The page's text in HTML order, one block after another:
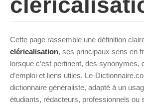
Cette page rassemble une définition
cléricalisation, ses principaux sens en
lorsque c’est pertinent, des synonymes,
d’emploi et liens utiles. Le-
dictionnaire généraliste, adapté à un
étudiants, rédacteurs, professionnels ou